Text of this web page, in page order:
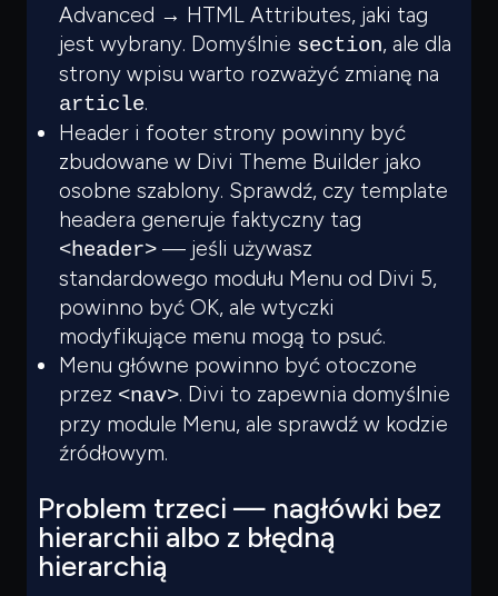
Advanced → HTML Attributes, jaki tag
jest wybrany. Domyślnie section, ale dla
strony wpisu warto rozważyć zmianę na
article.
Header i footer strony powinny być
zbudowane w Divi Theme Builder jako
osobne szablony. Sprawdź, czy template
headera generuje faktyczny tag
<header> — jeśli używasz
standardowego modułu Menu od Divi 5,
powinno być OK, ale wtyczki
modyfikujące menu mogą to psuć.
Menu główne powinno być otoczone
przez <nav>. Divi to zapewnia domyślnie
przy module Menu, ale sprawdź w kodzie
źródłowym.
Problem trzeci — nagłówki bez
hierarchii albo z błędną
hierarchią